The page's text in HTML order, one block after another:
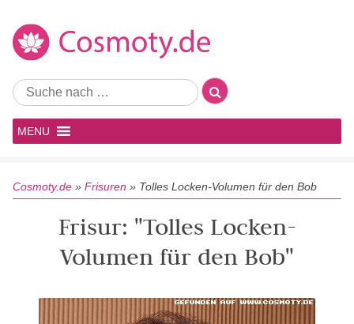
MENU
Cosmoty.de » Frisuren » Tolles Locken-Volumen für den Bob
Frisur: "Tolles Locken-
Volumen für den Bob"